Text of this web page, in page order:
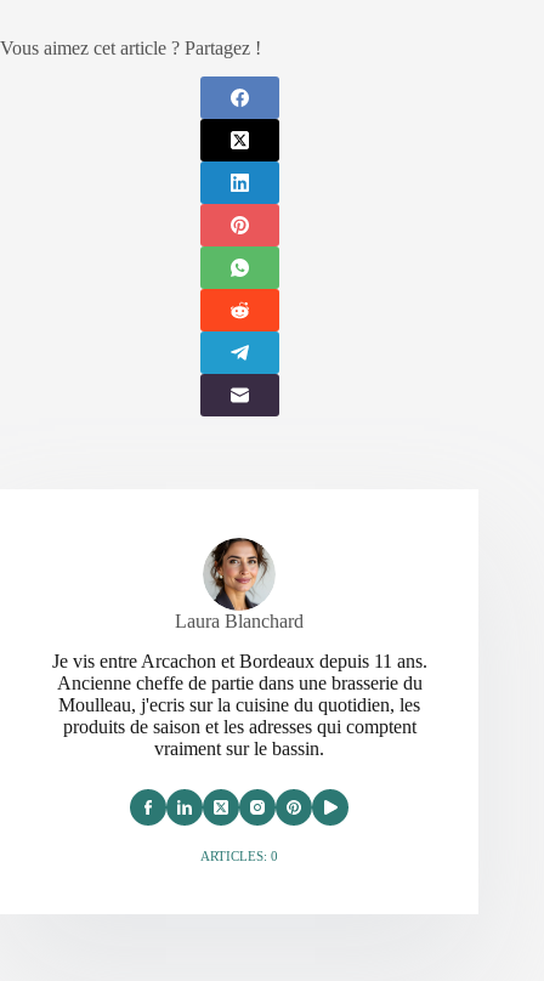
Vous aimez cet article ? Partagez !
Laura Blanchard
Je vis entre Arcachon et Bordeaux depuis 11 ans.
Ancienne cheffe de partie dans une brasserie du
Moulleau, j'ecris sur la cuisine du quotidien, les
produits de saison et les adresses qui comptent
vraiment sur le bassin.
ARTICLES: 0